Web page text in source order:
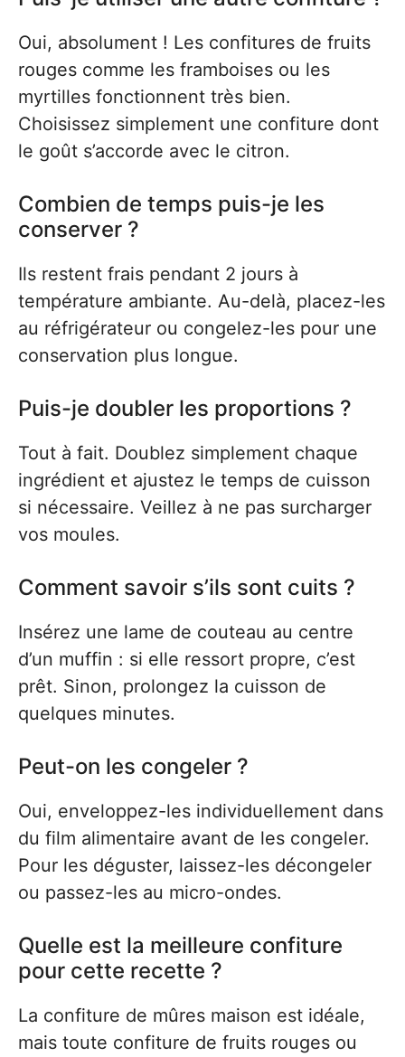
Oui, absolument ! Les confitures de fruits
rouges comme les framboises ou les
myrtilles fonctionnent très bien.
Choisissez simplement une confiture dont
le goût s’accorde avec le citron.
Combien de temps puis-je les
conserver ?
Ils restent frais pendant 2 jours à
température ambiante. Au-delà, placez-les
au réfrigérateur ou congelez-les pour une
conservation plus longue.
Puis-je doubler les proportions ?
Tout à fait. Doublez simplement chaque
ingrédient et ajustez le temps de cuisson
si nécessaire. Veillez à ne pas surcharger
vos moules.
Comment savoir s’ils sont cuits ?
Insérez une lame de couteau au centre
d’un muffin : si elle ressort propre, c’est
prêt. Sinon, prolongez la cuisson de
quelques minutes.
Peut-on les congeler ?
Oui, enveloppez-les individuellement dans
du film alimentaire avant de les congeler.
Pour les déguster, laissez-les décongeler
ou passez-les au micro-ondes.
Quelle est la meilleure confiture
pour cette recette ?
La confiture de mûres maison est idéale,
mais toute confiture de fruits rouges ou